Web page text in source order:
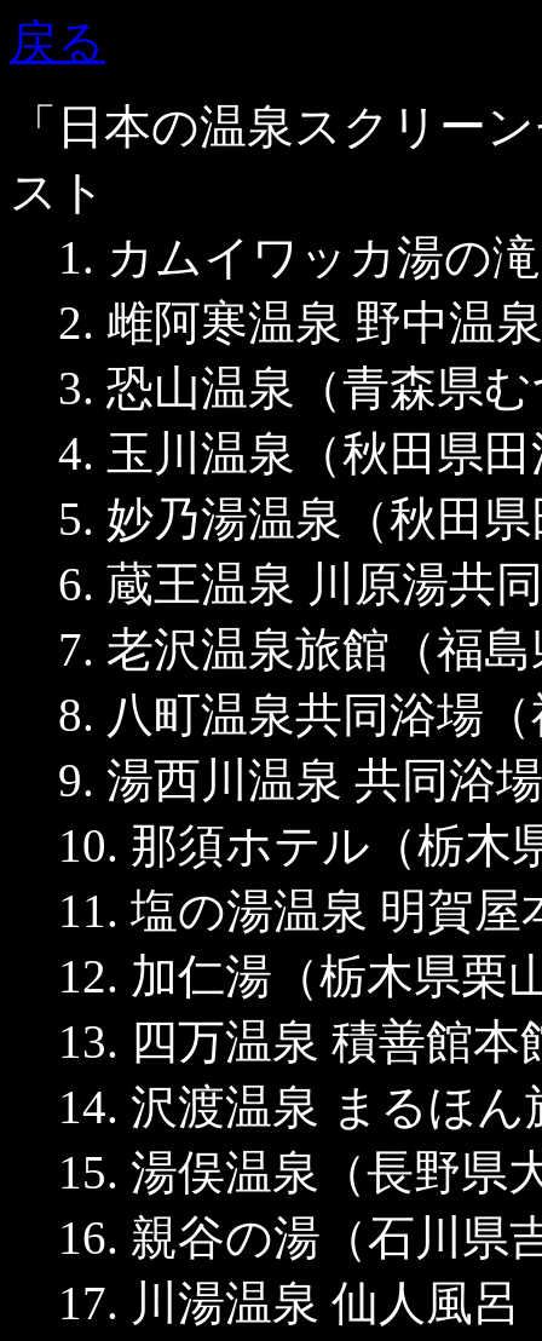
戻る
「日本の温泉スクリー
スト
1. カムイワッカ湯の
2. 雌阿寒温泉 野中温
3. 恐山温泉（青森県
4. 玉川温泉（秋田県
5. 妙乃湯温泉（秋田
6. 蔵王温泉 川原湯共
7. 老沢温泉旅館（福
8. 八町温泉共同浴場
9. 湯西川温泉 共同浴
10. 那須ホテル（栃木
11. 塩の湯温泉 明賀
12. 加仁湯（栃木県栗
13. 四万温泉 積善館
14. 沢渡温泉 まるほ
15. 湯俣温泉（長野県
16. 親谷の湯（石川県
17. 川湯温泉 仙人風